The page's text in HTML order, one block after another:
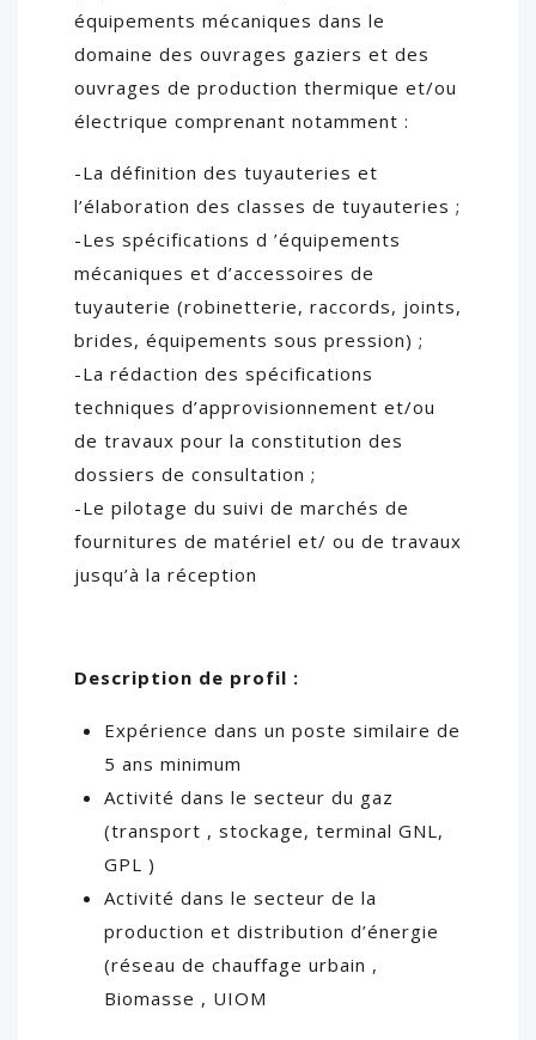
équipements mécaniques dans le
domaine des ouvrages gaziers et des
ouvrages de production thermique et/ou
électrique comprenant notamment :
-La définition des tuyauteries et
l’élaboration des classes de tuyauteries ;
-Les spécifications d ’équipements
mécaniques et d’accessoires de
tuyauterie (robinetterie, raccords, joints,
brides, équipements sous pression) ;
-La rédaction des spécifications
techniques d’approvisionnement et/ou
de travaux pour la constitution des
dossiers de consultation ;
-Le pilotage du suivi de marchés de
fournitures de matériel et/ ou de travaux
jusqu’à la réception
Description de profil :
Expérience dans un poste similaire de
5 ans minimum
Activité dans le secteur du gaz
(transport , stockage, terminal GNL,
GPL )
Activité dans le secteur de la
production et distribution d’énergie
(réseau de chauffage urbain ,
Biomasse , UIOM